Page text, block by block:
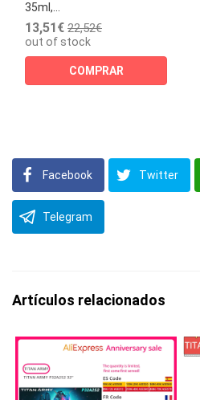
35ml,...
13,51€ 22,52€
out of stock
COMPRAR
Facebook Twitter
Telegram
Artículos relacionados